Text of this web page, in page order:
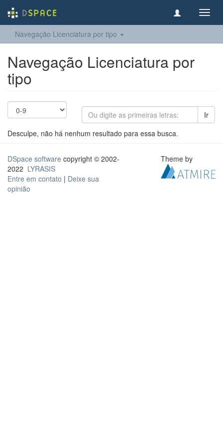
Navegação Licenciatura por tipo
Navegação Licenciatura por
tipo
Ir
Desculpe, não há nenhum resultado para essa busca.
DSpace software copyright © 2002-
2022 LYRASIS
Entre em contato | Deixe sua
opinião
Theme by